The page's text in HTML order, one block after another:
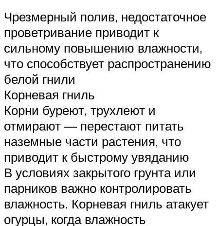
Чрезмерный полив, недостаточное
проветривание приводит к
сильному повышению влажности,
что способствует распространению
белой гнили
Корневая гниль
Корни буреют, трухлеют и
отмирают — перестают питать
наземные части растения, что
приводит к быстрому увяданию
В условиях закрытого грунта или
парников важно контролировать
влажность. Корневая гниль атакует
огурцы, когда влажность